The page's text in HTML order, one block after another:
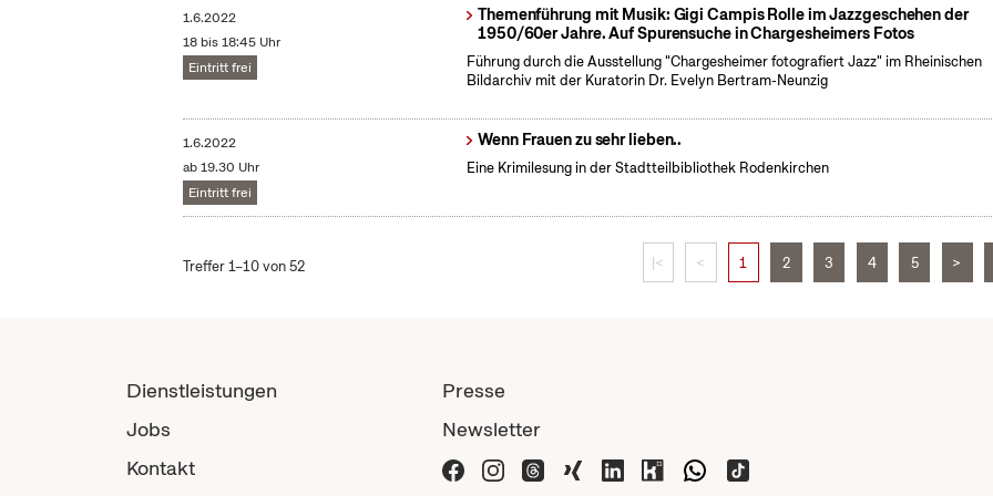
1.6.2022
18 bis 18:45 Uhr
Eintritt frei
Themenführung mit Musik: Gigi Campis Rolle im Jazzgeschehen der
1950/60er Jahre. Auf Spurensuche in Chargesheimers Fotos
Führung durch die Ausstellung "Chargesheimer fotografiert Jazz" im Rheinischen
Bildarchiv mit der Kuratorin Dr. Evelyn Bertram-Neunzig
1.6.2022
ab 19.30 Uhr
Eintritt frei
Wenn Frauen zu sehr lieben..
Eine Krimilesung in der Stadtteilbibliothek Rodenkirchen
Treffer 1–10 von 52 |< < 1 2 3 4 5 >
Dienstleistungen
Jobs
Kontakt
Presse
Newsletter